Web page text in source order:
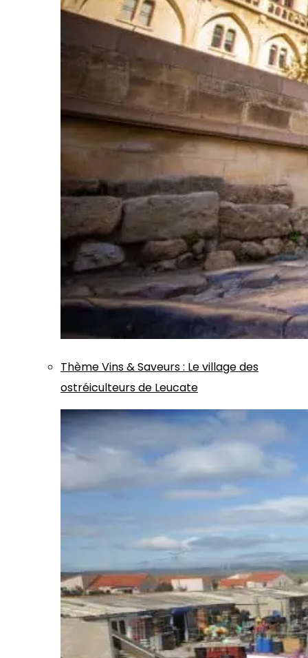
ThèmeVins & Saveurs: Le village des
ostréiculteurs de Leucate